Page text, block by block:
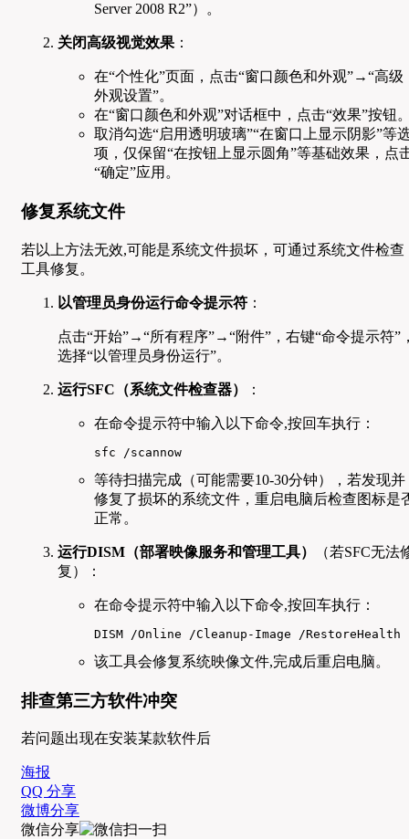
Server 2008 R2”）。
关闭高级视觉效果 ：
在“个性化”页面，点击“窗口颜色和外观”→“高级
外观设置”。
在“窗口颜色和外观”对话框中，点击“效果”按钮
取消勾选“启用透明玻璃”“在窗口上显示阴影”等
项，仅保留“在按钮上显示圆角”等基础效果，点
“确定”应用。
修复系统文件
若以上方法无效,可能是系统文件损坏，可通过系统文件检查
工具修复。
以管理员身份运行命令提示符 ：
点击“开始”→“所有程序”→“附件”，右键“命令提示符”
选择“以管理员身份运行”。
运行SFC（系统文件检查器） ：
在命令提示符中输入以下命令,按回车执行：
sfc /scannow
等待扫描完成（可能需要10-30分钟），若发现并
修复了损坏的系统文件，重启电脑后检查图标是
正常。
运行DISM（部署映像服务和管理工具）
（若SFC无法
复）：
在命令提示符中输入以下命令,按回车执行：
DISM /Online /Cleanup-Image /
该工具会修复系统映像文件,完成后重启电脑。
排查第三方软件冲突
若问题出现在安装某款软件后
海报
QQ 分享
微博分享
微信分享